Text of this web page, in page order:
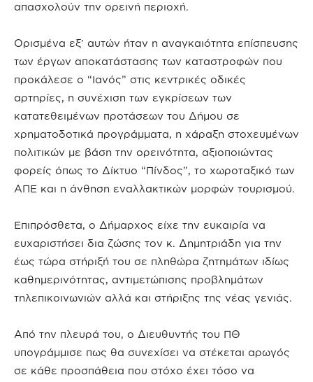
απασχολούν την ορεινή περιοχή.
Ορισμένα εξ’ αυτών ήταν η αναγκαιότητα επίσπευσης
των έργων αποκατάστασης των καταστροφών που
προκάλεσε ο “Ιανός” στις κεντρικές οδικές
αρτηρίες, η συνέχιση των εγκρίσεων των
κατατεθειμένων προτάσεων του Δήμου σε
χρηματοδοτικά προγράμματα, η χάραξη στοχευμένων
πολιτικών με βάση την ορεινότητα, αξιοποιώντας
φορείς όπως το Δίκτυο “Πίνδος”, το χωροταξικό των
ΑΠΕ και η άνθηση εναλλακτικών μορφών τουρισμού.
Επιπρόσθετα, ο Δήμαρχος είχε την ευκαιρία να
ευχαριστήσει δια ζώσης τον κ. Δημητριάδη για την
έως τώρα στήριξή του σε πληθώρα ζητημάτων ιδίως
καθημερινότητας, αντιμετώπισης προβλημάτων
τηλεπικοινωνιών αλλά και στήριξης της νέας γενιάς.
Από την πλευρά του, ο Διευθυντής του ΠΘ
υπογράμμισε πως θα συνεχίσει να στέκεται αρωγός
σε κάθε προσπάθεια που στόχο έχει τόσο να